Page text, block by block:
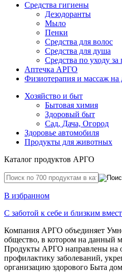
Средства гигиены
Дезодоранты
Мыло
Пенки
Средства для волос
Средства для душа
Средства по уходу за
Аптечка АРГО
Физиотерапия и массаж на
Хозяйство и быт
Бытовая химия
Здоровый быт
Сад, Дача, Огород
Здоровье автомобиля
Продукты для животных
Каталог продуктов АРГО
В избранном
С заботой к себе и близким
Компания АРГО объединяет
общество, в котором на данный
Продукты АРГО направлены на
профилактику заболеваний,
организацию здорового Быта